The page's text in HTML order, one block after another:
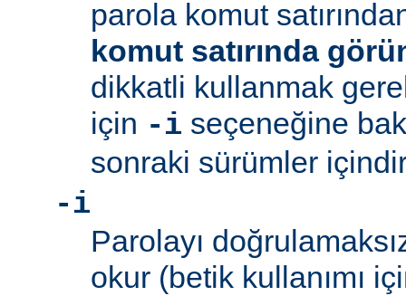
parola komut
komut satırında
dikkatli kullanmak
için -i seçeneğine
sonraki sürümler
-i
Parolayı
okur (betik kullanımı